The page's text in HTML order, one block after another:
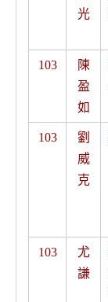
光
103
陳
盈
如
103
劉
威
克
103
尤
謙